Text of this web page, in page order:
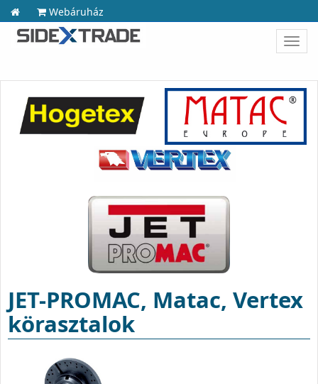
Webáruház
JET-PROMAC, Matac, Vertex
körasztalok